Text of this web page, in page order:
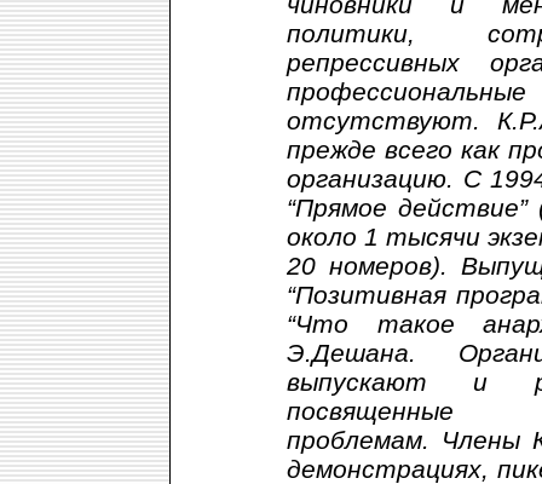
политики,
репрессивных
отсутствуют.
прежде всего как
организацию. С
“Прямое
около 1 тысячи
20 номеров).
“Позитивная
“Что такое
Э.Дешана.
выпускают и
посвященные
проблемам. Члены
демонстрациях,